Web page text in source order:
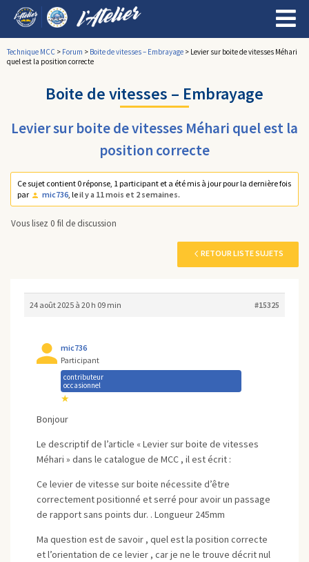
Technique MCC > Forum > Boite de vitesses – Embrayage > Levier sur boite de vitesses Méhari
quel est la position correcte
Boite de vitesses – Embrayage
Levier sur boite de vitesses Méhari quel est la
position correcte
Ce sujet contient 0 réponse, 1 participant et a été mis à jour pour la dernière fois
par
mic736, leil y a 11 mois et 2 semaines.
Vous lisez 0 fil de discussion
RETOUR LISTE SUJETS
24 août 2025 à 20 h 09 min #15325
mic736
Participant
contributeur
occasionnel
★
Bonjour
Le descriptif de l’article « Levier sur boite de vitesses
Méhari » dans le catalogue de MCC , il est écrit :
Ce levier de vitesse sur boite nécessite d’être
correctement positionné et serré pour avoir un passage
de rapport sans points dur. . Longueur 245mm
Ma question est de savoir , quel est la position correcte
et l’orientation de ce levier , car je ne le trouve décrit nul